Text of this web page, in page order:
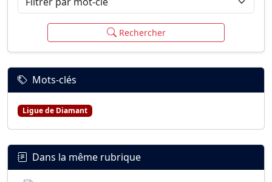
Rechercher
Mots-clés
Ligue de Diamant
Dans la même rubrique